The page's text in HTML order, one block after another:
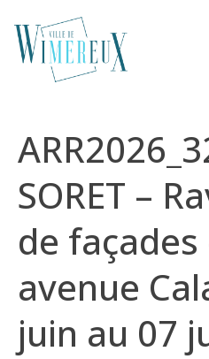
SORET –
de façades
avenue
juin au 07